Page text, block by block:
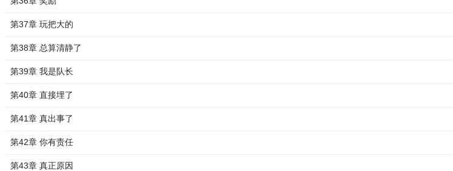
第37章 玩把大的
第38章 总算清静了
第39章 我是队长
第40章 直接埋了
第41章 真出事了
第42章 你有责任
第43章 真正原因